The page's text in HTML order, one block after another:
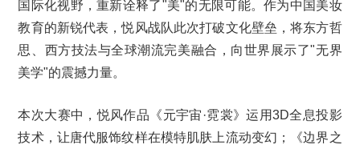
国际化视野，重新诠释了"美"的无限可能。作为中国美妆
教育的新锐代表，悦风战队此次打破文化壁垒，将东方哲
思、西方技法与全球潮流完美融合，向世界展示了"无界
美学"的震撼力量。
本次大赛中，悦风作品《元宇宙·霓裳》运用3D全息投影
技术，让唐代服饰纹样在模特肌肤上流动变幻；《边界之